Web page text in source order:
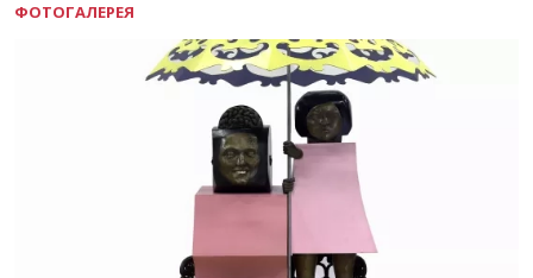
ФОТОГАЛЕРЕЯ